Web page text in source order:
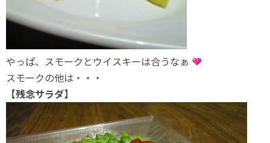
やっぱ、スモークとウイスキーは合うなぁ
スモークの他は・・・
【残念サラダ】